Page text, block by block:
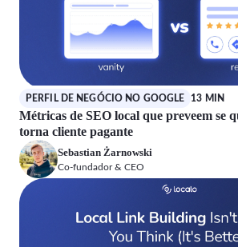
PERFIL DE NEGÓCIO NO GOOGLE 13 MIN
Métricas de SEO local que preveem se
torna cliente pagante
Sebastian Żarnowski
Co-fundador & CEO